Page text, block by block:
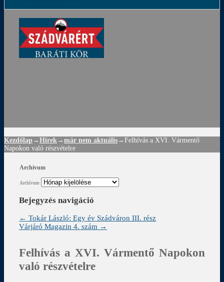
Kezdőlap → Hírek → már nem aktuális → Felhívás a XVI. Vármentő
Napokon való részvételre
Archívum
Archívum
Bejegyzés navigáció
← Tokár László: Egy év Szádváron III. rész
Várjáró Magazin 4. szám →
Felhívás a XVI. Vármentő Napokon
való részvételre